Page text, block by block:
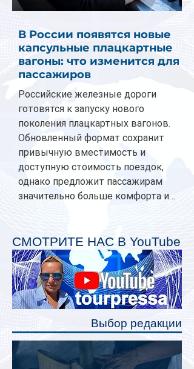
В России появятся новые
капсульные плацкартные
вагоны: что изменится для
пассажиров
Российские железные дороги
готовятся к запуску нового
поколения плацкартных вагонов.
Обновленный формат сохранит
привычную вместимость и
доступную стоимость поездок,
однако предложит пассажирам
значительно больше комфорта и
планируется начать в 2027 году.
Одним из главных нововведений
станут индивидуальные шторки у
каждого спального места. Они
позволят пассажирам закрыть свою
полку во время сна или отдыха,
СМОТРИТЕ НАС В YouTube
Выбор редакции